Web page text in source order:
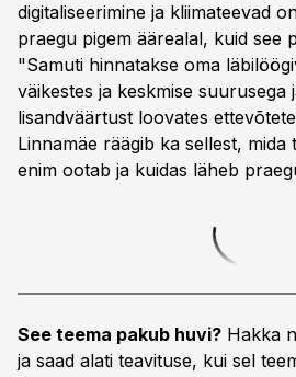
digitaliseerimine ja kliimateevad
praegu pigem äärealal, kuid see
"Samuti hinnatakse oma
väikestes ja keskmise suurusega
lisandväärtust loovates
Linnamäe räägib ka sellest, mida
enim ootab ja kuidas läheb
See teema pakub huvi? Hakka
ja saad alati teavituse, kui sel